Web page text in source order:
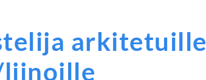
arkitetuille